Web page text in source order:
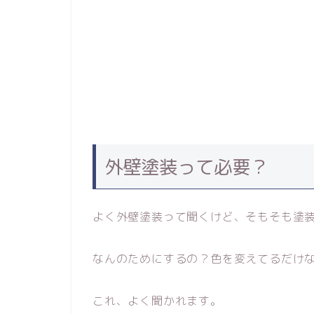
外壁塗装って必要？
よく外壁塗装って聞くけど、そもそも塗
なんのためにするの？色を変えてるだけ
これ、よく聞かれます。